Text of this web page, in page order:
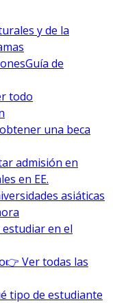
y de la
Guía de
todo
una beca
admisión en
en EE.
asiáticas
en el
👉 Ver todas las
tipo de estudiante